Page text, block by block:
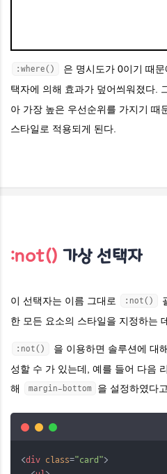
:where()
은 명시도가 0이기 때
택자에 의해 효과가 덮어씌워졌다.
아 가장 높은 우선순위를 가지기 때
스타일로 적용되게 된다.
:not() 가상 선택자
이 선택자는 이름 그대로 :not()
한 모든 요소의 스타일을 지정하는
:not()
을 이용하면 솔루션에 대
성할 수 가 있는데, 예를 들어 다음
해
margin-bottom 을 설정하였다
<div class="card">